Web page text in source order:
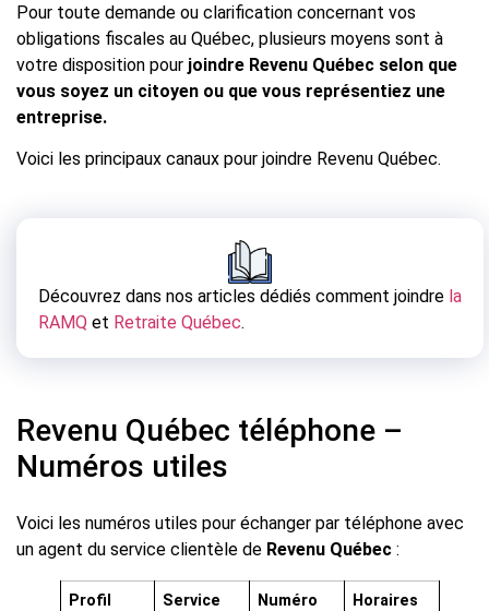
Pour toute demande ou clarification concernant vos
obligations fiscales au Québec, plusieurs moyens sont à
votre disposition pour joindre Revenu Québec selon que
vous soyez un citoyen ou que vous représentiez une
entreprise.
Voici les principaux canaux pour joindre Revenu Québec.
Découvrez dans nos articles dédiés comment joindre la
RAMQ et Retraite Québec.
Revenu Québec téléphone –
Numéros utiles
Voici les numéros utiles pour échanger par téléphone avec
un agent du service clientèle de Revenu Québec :
Profil Service
Numéro
Horaires